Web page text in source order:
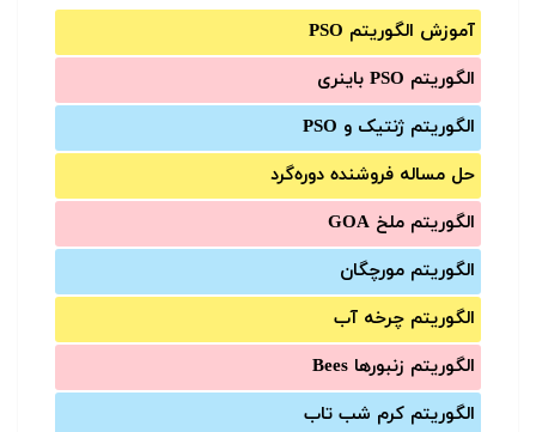
آموزش الگوریتم PSO
الگوریتم PSO باینری
الگوریتم ژنتیک و PSO
حل مساله فروشنده دوره‌گرد
الگوریتم ملخ GOA
الگوریتم مورچگان
الگوریتم چرخه آب
الگوریتم زنبورها Bees
الگوریتم کرم شب تاب